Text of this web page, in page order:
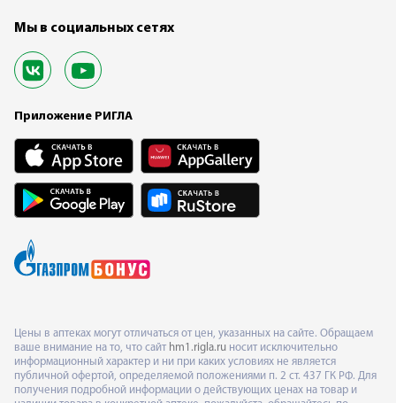
Мы в социальных сетях
Приложение РИГЛА
Цены в аптеках могут отличаться от цен, указанных на сайте. Обращаем
ваше внимание на то, что сайт hm1.rigla.ru носит исключительно
информационный характер и ни при каких условиях не является
публичной офертой, определяемой положениями п. 2 ст. 437 ГК РФ. Для
получения подробной информации о действующих ценах на товар и